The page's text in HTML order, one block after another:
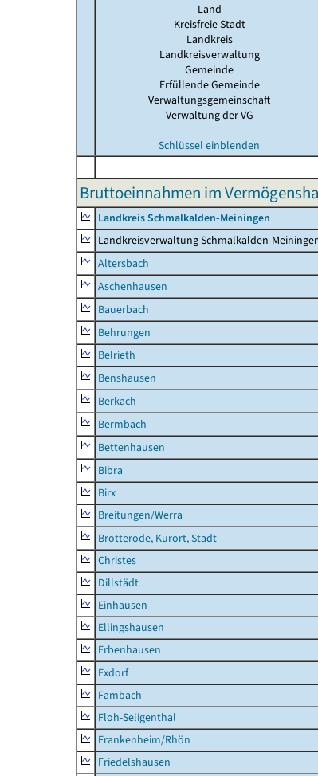
Land
Kreisfreie Stadt
Landkreis
Landkreisverwaltung
Gemeinde
Erfüllende Gemeinde
Verwaltungsgemeinschaft
Verwaltung der VG
Schlüssel einblenden
Bruttoeinnahmen im
Landkreis Schmalkalden-Meiningen
Landkreisverwaltung Schmalkalden-
Altersbach
Aschenhausen
Bauerbach
Behrungen
Belrieth
Benshausen
Berkach
Bermbach
Bettenhausen
Bibra
Birx
Breitungen/Werra
Brotterode, Kurort, Stadt
Christes
Dillstädt
Einhausen
Ellingshausen
Erbenhausen
Exdorf
Fambach
Floh-Seligenthal
Frankenheim/Rhön
Friedelshausen